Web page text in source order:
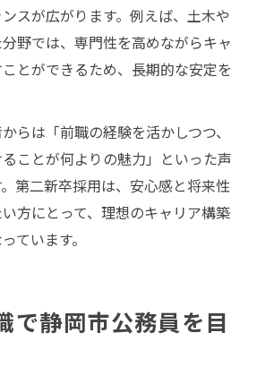
スが広がります。例えば、土木や
野では、専門性を高めながらキャ
とができるため、長期的な安定を
らは「前職の経験を活かしつつ、
ことが何よりの魅力」といった声
第二新卒採用は、安心感と将来性
方にとって、理想のキャリア構築
ています。
で静岡市公務員を目